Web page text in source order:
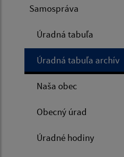
Samospráva
Úradná tabuľa
Úradná tabuľa archív
Naša obec
Obecný úrad
Úradné hodiny